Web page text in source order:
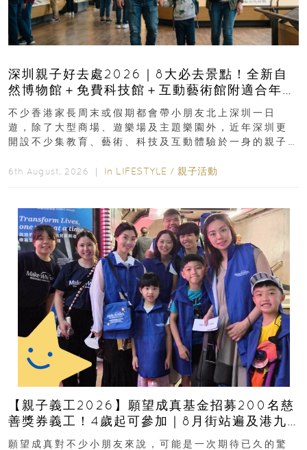
深圳親子好去處2026｜8大必去景點！全新自
然博物館＋免費科技館＋互動藝術館附適合年
齡、交通、門票、開放時間
不少香港家長周末或假期都會帶小朋友北上深圳一日
遊，除了大型商場、遊樂場及主題樂園外，近年深圳更
開設不少集教育、藝術、科技及互動體驗於一身的親子
6th August, 2026 ｜ In LIFESTYLE / 親子活動
【親子義工2026】願望成真基金招募200名慈
善獎券義工！4歲起可參加｜8月街站遍及港九
新界
願望成真對不少小朋友來說，可能是一次期待已久的驚